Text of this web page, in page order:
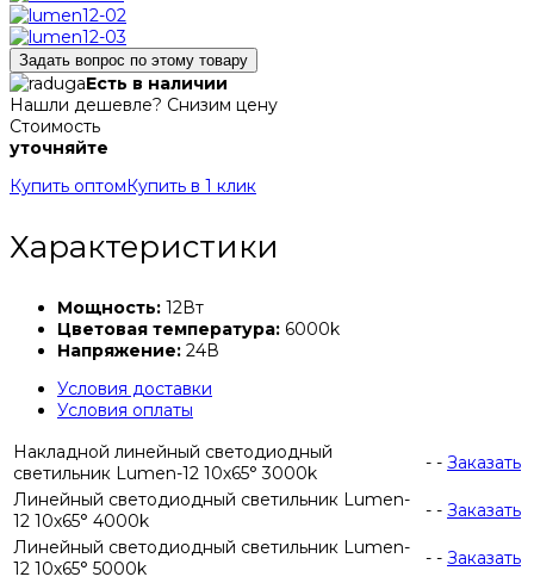
Задать вопрос по этому товару
Есть в наличии
Нашли дешевле? Снизим цену
Стоимость
уточняйте
Купить оптом Купить в 1 клик
Характеристики
Мощность: 12Вт
Цветовая температура: 6000k
Напряжение: 24В
Условия доставки
Условия оплаты
Накладной линейный светодиодный
светильник Lumen-12 10х65° 3000k
- - Заказать
Линейный светодиодный светильник Lumen-
12 10х65° 4000k
- - Заказать
Линейный светодиодный светильник Lumen-
12 10х65° 5000k
- - Заказать